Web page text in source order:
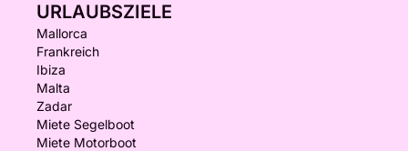
URLAUBSZIELE
Mallorca
Frankreich
Ibiza
Malta
Zadar
Miete Segelboot
Miete Motorboot